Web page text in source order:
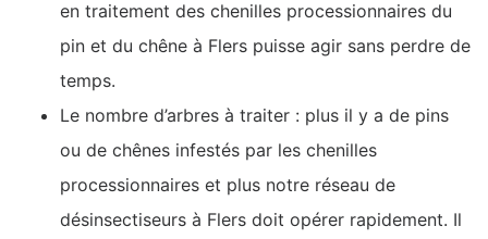
en traitement des chenilles processionnaires du
pin et du chêne à Flers puisse agir sans perdre de
temps.
Le nombre d’arbres à traiter : plus il y a de pins
ou de chênes infestés par les chenilles
processionnaires et plus notre réseau de
désinsectiseurs à Flers doit opérer rapidement. Il